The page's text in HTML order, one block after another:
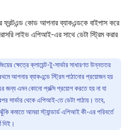
কোড আপনার ব্যাকএন্ডকে বাইপাস করে
লাইভ এপিআই-এর সাথে ডেটা স্ট্রিম করার
ক্ষেত্রে ক্লায়েন্ট-টু-সার্ভার সাধারণত উন্নততর
আপনার ব্যাকএন্ডে স্ট্রিম পাঠানোর প্রয়োজন হয়
জন্য এমন কোনো প্রক্সি প্রয়োগ করতে হয় না যা
সার্ভার থেকে এপিআই-তে ডেটা পাঠায়। তবে,
কমাতে আমরা স্ট্যান্ডার্ড এপিআই কী-এর পরিবর্তে
দিই।